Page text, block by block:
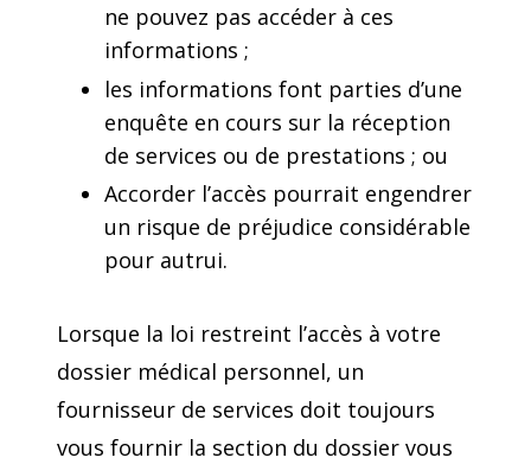
ne pouvez pas accéder à ces
informations ;
les informations font parties d’une
enquête en cours sur la réception
de services ou de prestations ; ou
Accorder l’accès pourrait engendrer
un risque de préjudice considérable
pour autrui.
Lorsque la loi restreint l’accès à votre
dossier médical personnel, un
fournisseur de services doit toujours
vous fournir la section du dossier vous